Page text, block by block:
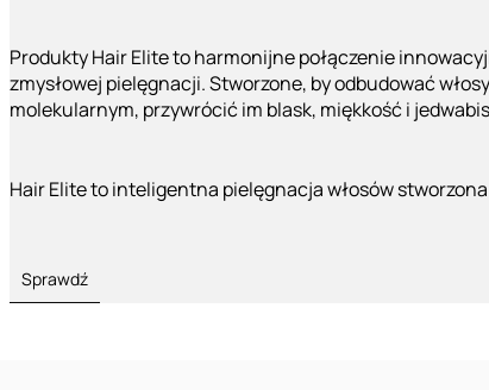
Produkty Hair Elite to harmonijne połączenie
zmysłowej pielęgnacji. Stworzone, by odbudować
molekularnym, przywrócić im blask, miękkość i
Hair Elite to inteligentna pielęgnacja włosów
Sprawdź